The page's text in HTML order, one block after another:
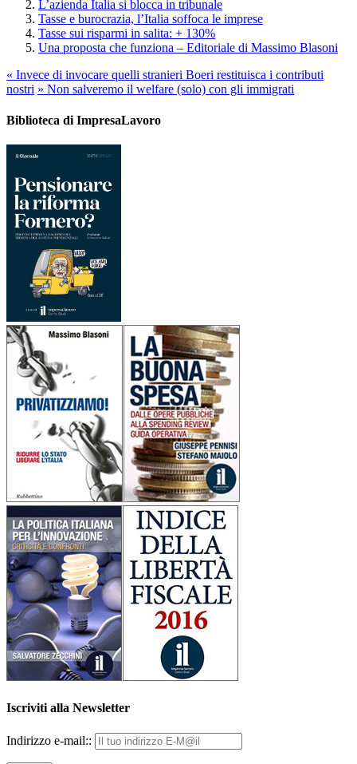
L’azienda Italia si blocca in tribunale
Tasse e burocrazia, l’Italia soffoca le imprese
Tasse sui risparmi in salita: + 130%
Una proposta che funziona – Editoriale di Massimo Blasoni
« Invece di invocare quelli stranieri Boeri restituisca i contributi
nostri » Non salveremo il welfare (solo) con gli immigrati
Biblioteca di ImpresaLavoro
Iscriviti alla Newsletter
Indirizzo e-mail::